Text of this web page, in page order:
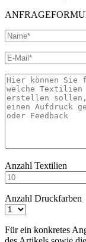
Anzahl Textilien
Anzahl Druckfarben
Für ein konkretes